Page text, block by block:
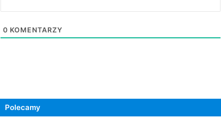
0 KOMENTARZY
Polecamy